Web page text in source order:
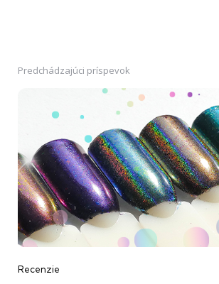
PostPredchádzajúci príspevok
Recenzie